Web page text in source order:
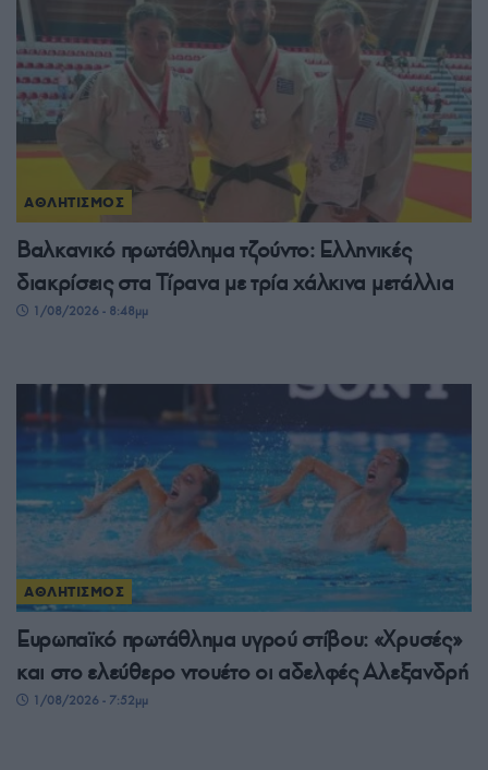
ΑΘΛΗΤΙΣΜΟΣ
Βαλκανικό πρωτάθλημα τζούντο: Ελληνικές
διακρίσεις στα Τίρανα με τρία χάλκινα μετάλλια
1/08/2026 - 8:48μμ
ΑΘΛΗΤΙΣΜΟΣ
Ευρωπαϊκό πρωτάθλημα υγρού στίβου: «Χρυσές»
και στο ελεύθερο ντουέτο οι αδελφές Αλεξανδρή
1/08/2026 - 7:52μμ